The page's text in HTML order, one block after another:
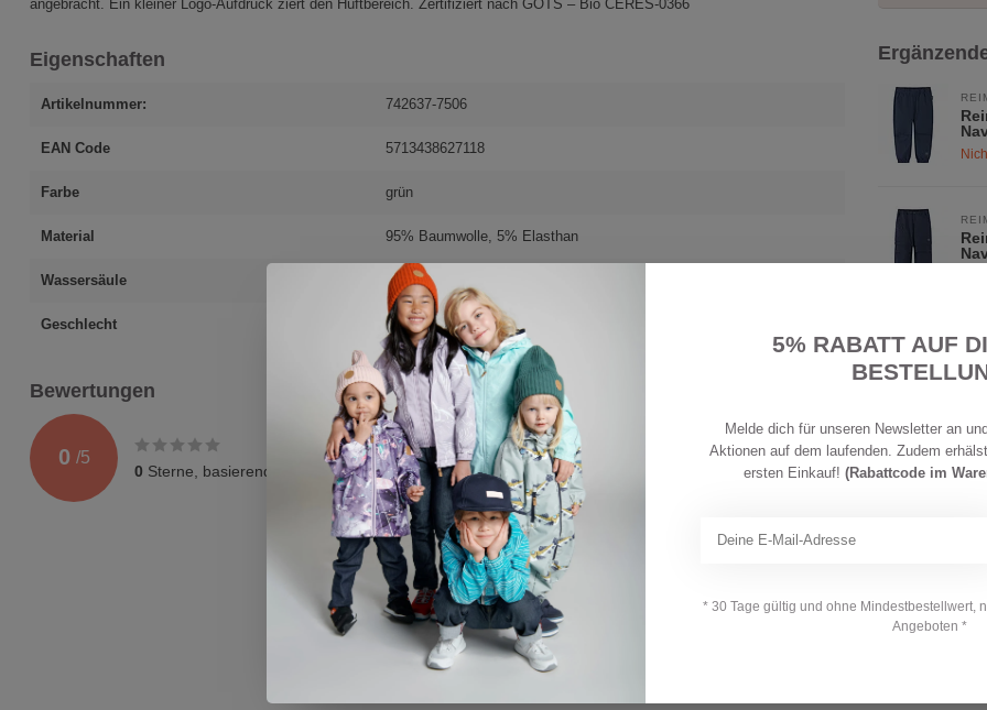
angebracht. Ein kleiner Logo-Aufdruck ziert den Hüftbereich. Zertifiziert nach GOTS – Bio CERES-0366
Eigenschaften
Artikelnummer: 742637-7506
EAN Code 5713438627118
Farbe grün
Material 95% Baumwolle, 5% Elasthan
Wassersäule wasserabweisend
Geschlecht Jungen
Bewertungen
0 /5
0 Sterne, basierend auf Bewertungen
Ihre Bewertung hinzufügen
5% RABATT AUF
Melde dich für unseren Newsletter an
Aktionen auf dem laufenden. Zudem
ersten Einkauf! (Rabattcode im
* 30 Tage gültig und ohne Mindestbestellwert,
Angeboten *